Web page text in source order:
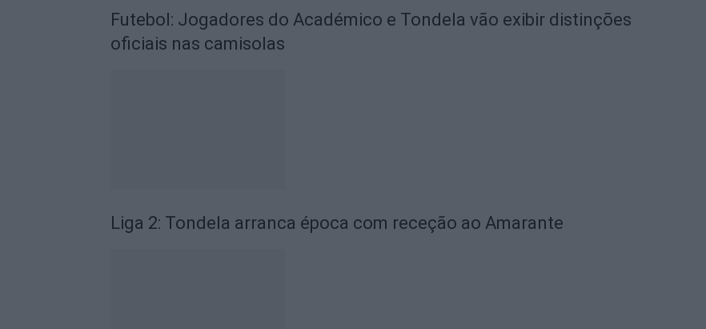
Futebol: Jogadores do Académico e Tondela vão exibir distinções
oficiais nas camisolas
Liga 2: Tondela arranca época com receção ao Amarante